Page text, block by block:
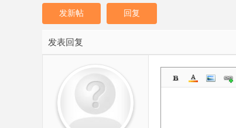
发新帖 回复
发表回复